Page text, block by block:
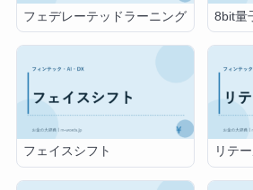
フェデレーテッドラーニング 8bit量
フェイスシフト リテ